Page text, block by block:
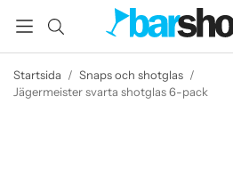
Startsida / Snaps och shotglas /
Jägermeister svarta shotglas 6-pack